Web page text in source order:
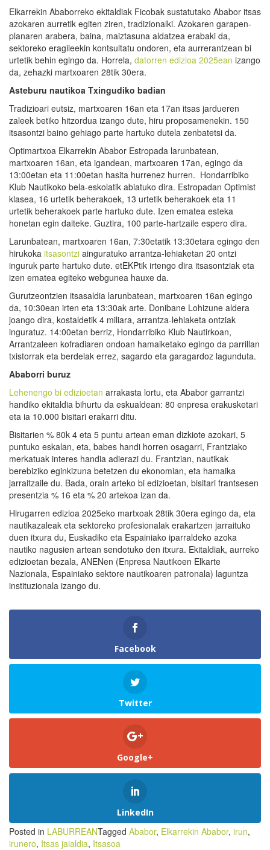
Elkarrekin Ababorreko ekitaldiak Ficobak sustatutako Ababor itsas
azokaren aurretik egiten ziren, tradizionalki. Azokaren garapen-
planaren arabera, baina, maiztasuna aldatzea erabaki da,
sektoreko eragileekin kontsultatu ondoren, eta aurrerantzean bi
urtetik behin egingo da. Horrela, datorren edizioa 2025ean izango
da, zehazki martxoaren 28tik 30era.
Asteburu nautikoa Txingudiko badian
Tradizioari eutsiz, martxoaren 16an eta 17an itsas jardueren
zaleek betiko hitzordua izango dute, hiru proposamenekin. 150
itsasontzi baino gehiago parte hartuko dutela zenbatetsi da.
Optimartxoa Elkarrekin Ababor Estropada larunbatean,
martxoaren 16an, eta igandean, martxoaren 17an, egingo da
13:00etan eta 11:00etan hasita hurrenez hurren. Hondarribiko
Klub Nautikoko bela-eskolatik abiatuko dira. Estropadan Optimist
klasea, 16 urtetik beherakoek, 13 urtetik beherakoek eta 11
urtetik beherakoek parte hartuko dute. Izen ematea esteka
honetan egin daiteke. Guztira, 100 parte-hartzaile espero dira.
Larunbatean, martxoaren 16an, 7:30etatik 13:30etara egingo den
hirukoka itsasontzi ainguratuko arrantza-lehiaketan 20 ontzi
inguruk parte hartuko dute. etEKPtik irtengo dira itsasontziak eta
izen ematea egiteko webgunea hauxe da.
Gurutzeontzien itsasaldia larunbatean, martxoaren 16an egingo
da, 10:30ean irten eta 13:30ak arte. Donibane Lohizune aldera
joango dira, kostaldetik 4 miliara, arrantza-lehiaketa ontziak
inguratuz. 14:00etan berriz, Hondarribiko Klub Nautirkoan,
Arrantzaleen kofradiaren ondoan hamaiketako egingo da parrillan
txistorrak eta berdelak errez, sagardo eta garagardoz lagunduta.
Ababorri buruz
Lehenengo bi edizioetan arrakasta lortu, eta Ababor garrantzi
handiko ekitaldia bihurtu da eskualdean: 80 enpresa erakusketari
eta ia 10.000 bisitari erakarri ditu.
Bisitarien % 80k 4 eta 5 puntu artean eman dizkiote azokari, 5
puntuko eskalan, eta, babes handi horren osagarri, Frantziako
merkatuak interes handia adierazi du. Frantzian, nautikak
berebiziko eginkizuna betetzen du ekonomian, eta hamaika
jarraitzaile du. Bada, orain arteko bi edizioetan, bisitari frantsesen
presentzia % 16 eta % 20 artekoa izan da.
Hirugarren edizioa 2025eko martxoak 28tik 30era egingo da, eta
nautikazaleak eta sektoreko profesionalak erakartzen jarraituko
duen itxura du, Euskadiko eta Espainiako iparraldeko azoka
nautiko nagusien artean sendotuko den itxura. Ekitaldiak, aurreko
edizioetan bezala, ANENen (Enpresa Nautikoen Elkarte
Nazionala, Espainiako sektore nautikoaren patronala) laguntza
instituzionala izango du.
Facebook
Twitter
Google+
LinkedIn
Posted in LABURREANTagged Ababor, Elkarrekin Ababor, irun,
irunero, Itsas jaialdia, Itsasoa